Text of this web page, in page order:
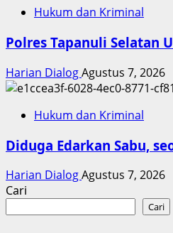
Hukum dan Kriminal
Polres Tapanuli Selatan
Harian DialogAgustus 7, 2026
Hukum dan Kriminal
Diduga Edarkan Sabu,
Harian DialogAgustus 7, 2026
Cari
Cari